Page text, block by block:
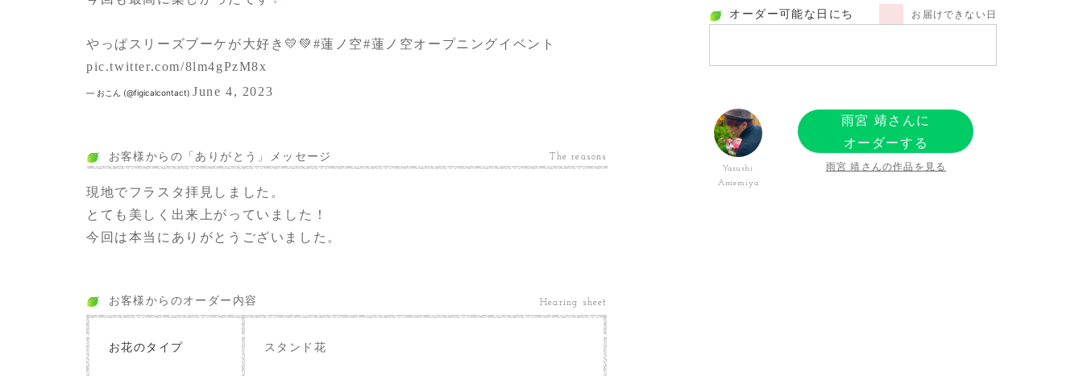
やっぱスリーズブーケが大好き💛💚 #蓮ノ空#蓮ノ空オープニングイベント
pic.twitter.com/8lm4gPzM8x
— おこん (@figicalcontact) June 4, 2023
お客様からの「ありがとう」メッセージ The reasons
現地でフラスタ拝見しました。
とても美しく出来上がっていました！
今回は本当にありがとうございました。
お客様からのオーダー内容 Hearing sheet
お花のタイプ スタンド花
オーダー可能な日にち お届けできない日
Yasushi
Amemiya
雨宮 靖さんに
オーダーする
雨宮 靖さんの作品を見る